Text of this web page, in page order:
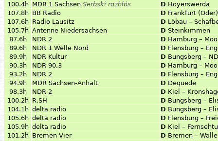
100.4h MDR 1 Sachsen Serbski rozhłós D Hoyerswerda
107.8h BB Radio D Frankfurt
107.6h Radio Lausitz D Löbau –
105.7h Antenne Niedersachsen D Steinkimmen
87.6h
NDR 2 D Hamburg –
89.6h
NDR 1 Welle Nord D Flensburg –
89.9h
NDR Kultur D Bungsberg –
90.3h
NDR 90,3 D Hamburg –
93.2h
NDR 2 D Flensburg –
94.9h
MDR Sachsen-Anhalt D Dequede
98.3h
NDR 2 D Kiel –
100.2h R.SH D Bungsberg –
104.1h delta radio D Bungsberg –
105.6h delta radio D Flensburg –
105.9h delta radio D Kiel –
101.2h Bremen Vier D Bremen – Walle